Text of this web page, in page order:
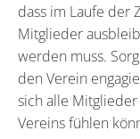
dass im Laufe der
Mitglieder
werden muss.
den Verein
sich alle
Vereins fühlen